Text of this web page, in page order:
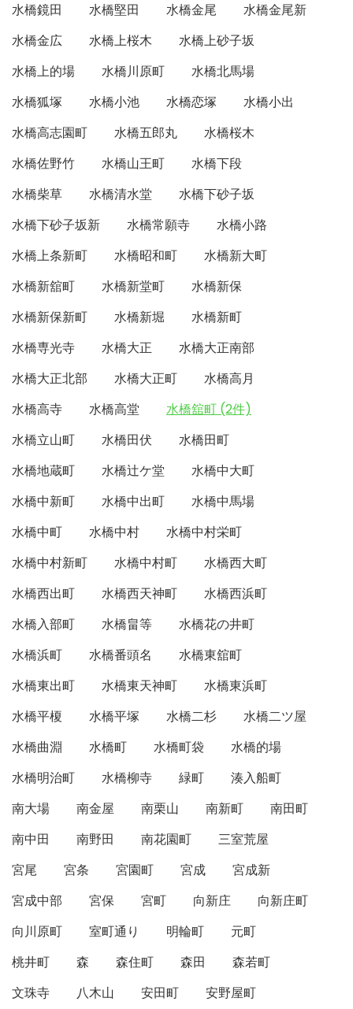
水橋鏡田
水橋堅田 水橋金尾
水橋金尾新
水橋金広
水橋上桜木
水橋上砂子坂
水橋上的場
水橋川原町
水橋北馬場
水橋狐塚
水橋小池 水橋恋塚
水橋小出
水橋高志園町
水橋五郎丸
水橋桜木
水橋佐野竹
水橋山王町
水橋下段
水橋柴草
水橋清水堂
水橋下砂子坂
水橋下砂子坂新
水橋常願寺
水橋小路
水橋上条新町
水橋昭和町
水橋新大町
水橋新舘町
水橋新堂町
水橋新保
水橋新保新町
水橋新堀
水橋新町
水橋専光寺
水橋大正
水橋大正南部
水橋大正北部
水橋大正町
水橋高月
水橋高寺
水橋高堂
水橋舘町 (2件)
水橋立山町
水橋田伏
水橋田町
水橋地蔵町
水橋辻ケ堂
水橋中大町
水橋中新町
水橋中出町
水橋中馬場
水橋中町
水橋中村
水橋中村栄町
水橋中村新町
水橋中村町
水橋西大町
水橋西出町
水橋西天神町
水橋西浜町
水橋入部町
水橋畠等
水橋花の井町
水橋浜町
水橋番頭名
水橋東舘町
水橋東出町
水橋東天神町
水橋東浜町
水橋平榎
水橋平塚 水橋二杉
水橋二ツ屋
水橋曲淵
水橋町 水橋町袋
水橋的場
水橋明治町
水橋柳寺 緑町
湊入船町
南大場
南金屋 南栗山 南新町
南田町
南中田
南野田 南花園町
三室荒屋
宮尾
宮条 宮園町 宮成
宮成新
宮成中部
宮保 宮町 向新庄
向新庄町
向川原町
室町通り 明輪町
元町
桃井町
森 森住町 森田
森若町
文珠寺
八木山 安田町 安野屋町